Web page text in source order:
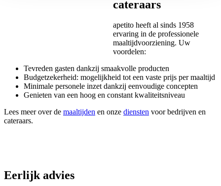
cateraars
apetito heeft al sinds 1958
ervaring in de professionele
maaltijdvoorziening. Uw
voordelen:
Tevreden gasten dankzij smaakvolle producten
Budgetzekerheid: mogelijkheid tot een vaste prijs per maaltijd
Minimale personele inzet dankzij eenvoudige concepten
Genieten van een hoog en constant kwaliteitsniveau
Lees meer over de maaltijden en onze diensten voor bedrijven en
cateraars.
Eerlijk advies